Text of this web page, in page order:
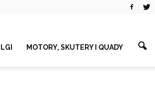
MOTORY, SKUTERY I QUADY